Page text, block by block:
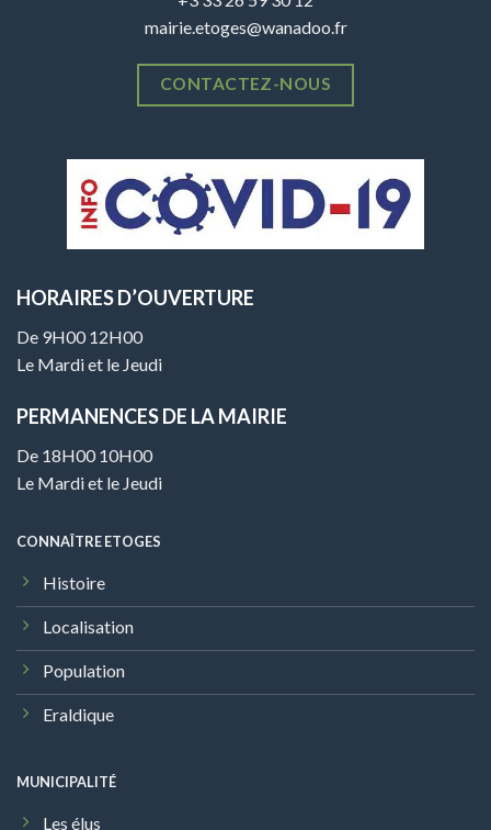
mairie.etoges@wanadoo.fr
CONTACTEZ-NOUS
HORAIRES D’OUVERTURE
De 9H00 12H00
Le Mardi et le Jeudi
PERMANENCES DE LA MAIRIE
De 18H00 10H00
Le Mardi et le Jeudi
CONNAÎTRE ETOGES
Histoire
Localisation
Population
Eraldique
MUNICIPALITÉ
Les élus